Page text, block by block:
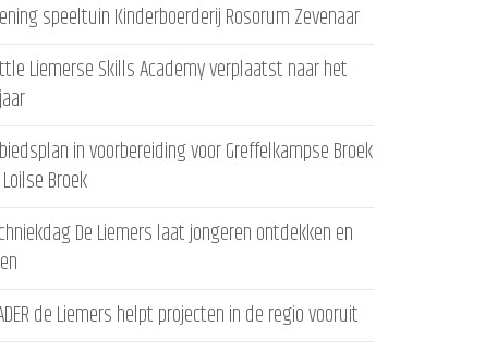
speeltuin Kinderboerderij Rosorum Zevenaar
Liemerse Skills Academy verplaatst naar het
in voorbereiding voor Greffelkampse Broek
Broek
De Liemers laat jongeren ontdekken en
de Liemers helpt projecten in de regio vooruit